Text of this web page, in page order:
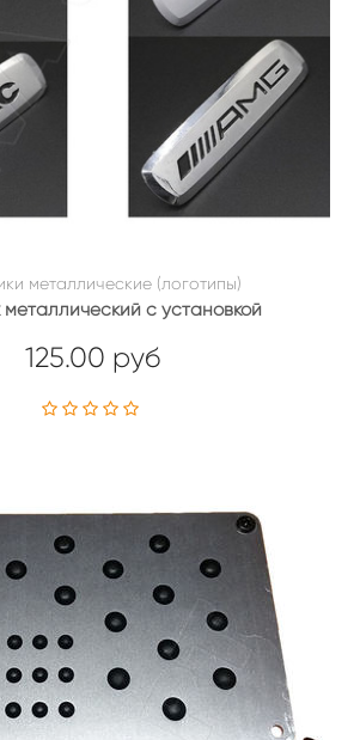
металлические (логотипы)
с установкой
125.00 руб